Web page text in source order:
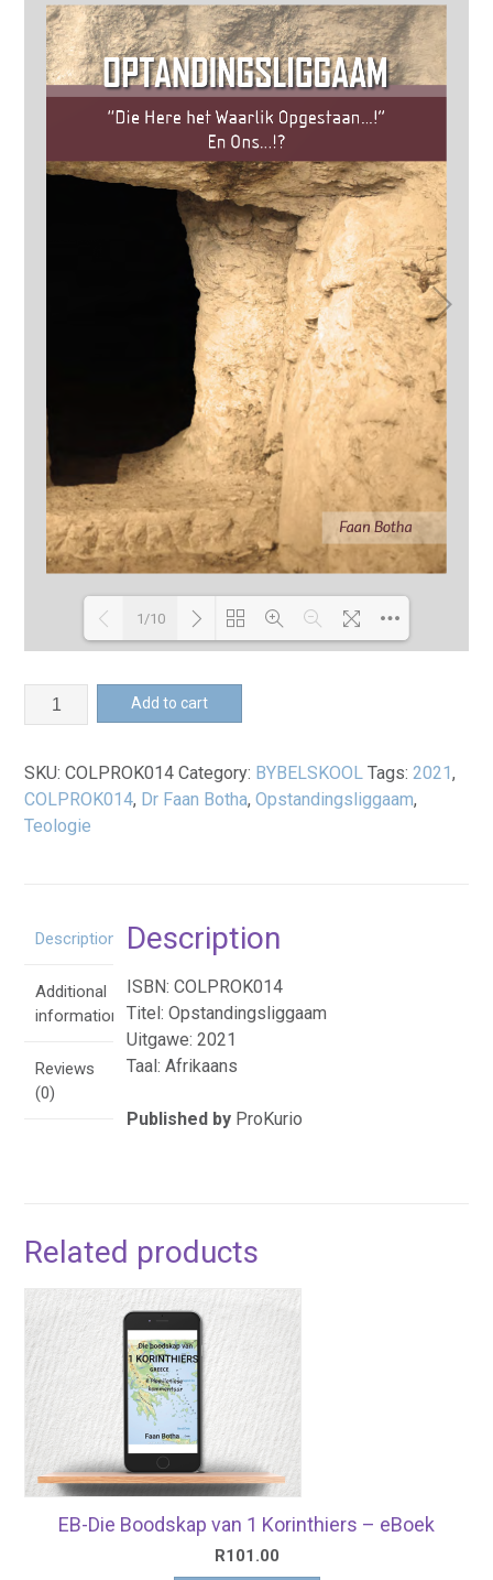
Loading PDF 100% ...
1/10
Opstandingsliggaam
-
quantity
Add to cart
SKU: COLPROK014 Category: BYBELSKOOL Tags: 2021,
COLPROK014, Dr Faan Botha, Opstandingsliggaam,
Teologie
Description
Additional
information
Reviews
(0)
Description
ISBN: COLPROK014
Titel: Opstandingsliggaam
Uitgawe: 2021
Taal: Afrikaans
Published byProKurio
Related products
EB-Die Boodskap van 1 Korinthiers – eBoek
R101.00